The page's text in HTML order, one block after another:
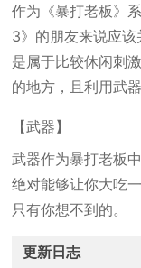
作为《暴打老板》
3》的朋友来说应
是属于比较休闲刺
的地方，且利用武
【武器】
武器作为暴打老板
绝对能够让你大吃
只有你想不到的。
更新日志